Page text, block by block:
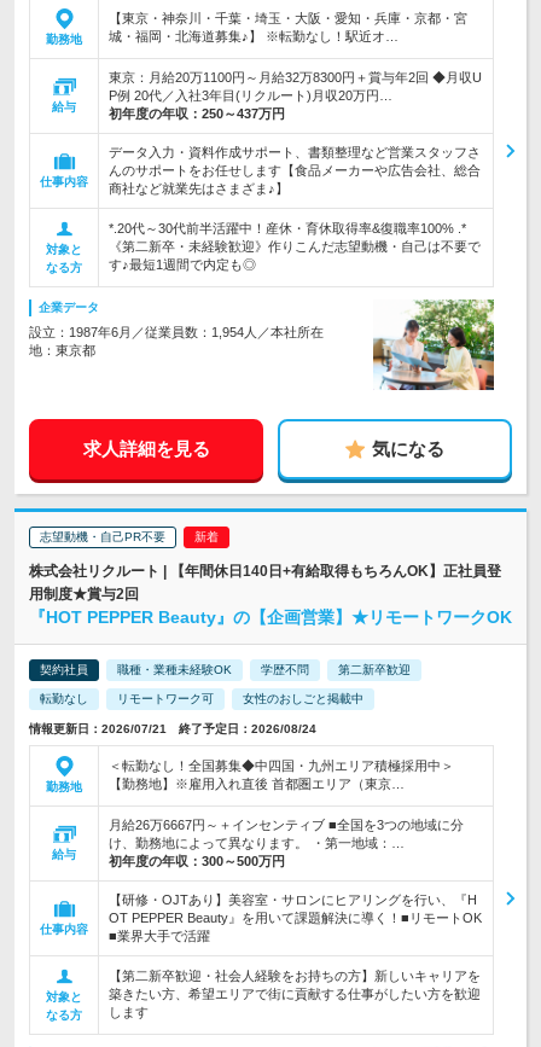
勤務地
【東京・神奈川・千葉・埼玉・大阪・愛知・兵庫・京都・宮
城・福岡・北海道募集♪】 ※転勤なし！駅近オ…
給与
東京：月給20万1100円～月給32万8300円＋賞与年2回 ◆月収U
P例 20代／入社3年目(リクルート)月収20万円…
初年度の年収： 250～437万円
仕事内容
データ入力・資料作成サポート、書類整理など営業スタッフさ
んのサポートをお任せします【食品メーカーや広告会社、総合
商社など就業先はさまざま♪】
対象と
なる方
*.20代～30代前半活躍中！産休・育休取得率&復職率100% .*
《第二新卒・未経験歓迎》作りこんだ志望動機・自己は不要で
す♪最短1週間で内定も◎
企業データ
設立：1987年6月／従業員数：1,954人／本社所在
地：東京都
求人詳細を見る 気になる
志望動機・自己PR不要
株式会社リクルート | 【年間休日140日+有給取得もちろんOK】正社員登
用制度★賞与2回
『HOT PEPPER Beauty』の【企画営業】★リモートワークOK
契約社員 職種・業種未経験OK 学歴不問 第二新卒歓迎
転勤なし リモートワーク可 女性のおしごと掲載中
情報更新日：2026/07/21 終了予定日：2026/08/24
勤務地
＜転勤なし！全国募集◆中四国・九州エリア積極採用中＞
【勤務地】※雇用入れ直後 首都圏エリア（東京…
給与
月給26万6667円～＋インセンティブ ■全国を3つの地域に分
け、勤務地によって異なります。 ・第一地域：…
初年度の年収： 300～500万円
仕事内容
【研修・OJTあり】美容室・サロンにヒアリングを行い、『H
OT PEPPER Beauty』を用いて課題解決に導く！■リモートOK
■業界大手で活躍
対象と
なる方
【第二新卒歓迎・社会人経験をお持ちの方】新しいキャリアを
築きたい方、希望エリアで街に貢献する仕事がしたい方を歓迎
します